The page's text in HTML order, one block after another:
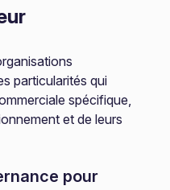
particularités qui
spécifique,
et de leurs
pour